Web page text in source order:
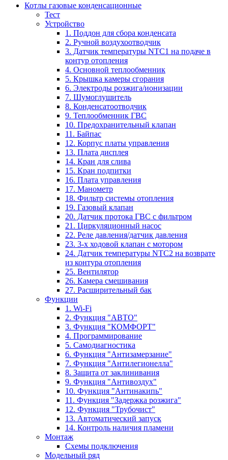
Котлы газовые конденсационные
Тест
Устройство
1. Поддон для сбора конденсата
2. Ручной воздухоотводчик
3. Датчик температуры NTC1 на подаче в
контур отопления
4. Основной теплообменник
5. Крышка камеры сгорания
6. Электроды розжига/ионизации
7. Шумоглушитель
8. Конденсатоотводчик
9. Теплообменник ГВС
10. Предохранительный клапан
11. Байпас
12. Корпус платы управления
13. Плата дисплея
14. Кран для слива
15. Кран подпитки
16. Плата управления
17. Манометр
18. Фильтр системы отопления
19. Газовый клапан
20. Датчик протока ГВС с фильтром
21. Циркуляционный насос
22. Реле давления/датчик давления
23. 3-х ходовой клапан с мотором
24. Датчик температуры NTC2 на возврате
из контура отопления
25. Вентилятор
26. Камера смешивания
27. Расширительный бак
Функции
1. Wi-Fi
2. Функция "АВТО"
3. Функция "КОМФОРТ"
4. Программирование
5. Самодиагностика
6. Функция "Антизамерзание"
7. Функция "Антилегионелла"
8. Защита от заклинивания
9. Функция "Антивоздух"
10. Функция "Антинакипь"
11. Функция "Задержка розжига"
12. Функция "Трубочист"
13. Автоматический запуск
14. Контроль наличия пламени
Монтаж
Схемы подключения
Модельный ряд